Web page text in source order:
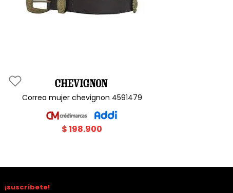
correa mujer chevignon 4591479
$198.900
¡suscríbete!